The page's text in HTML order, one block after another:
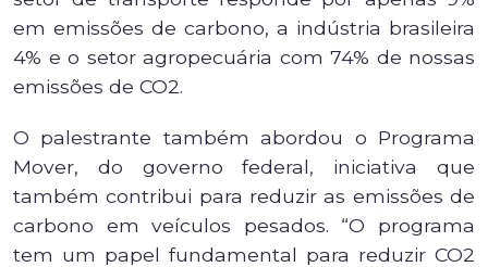
em emissões de carbono, a indústria brasileira
4% e o setor agropecuária com 74% de nossas
emissões de CO2.
O palestrante também abordou o Programa
Mover, do governo federal, iniciativa que
também contribui para reduzir as emissões de
carbono em veículos pesados. “O programa
tem um papel fundamental para reduzir CO2